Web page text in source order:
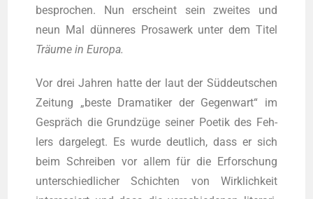
bespro­chen. Nun erscheint sein zwei­tes und
neun Mal dün­ne­res Pro­sa­werk unter dem Titel
Träu­me in Europa.
Vor drei Jah­ren hat­te der laut der Süd­deut­schen
Zei­tung „bes­te Dra­ma­ti­ker der Gegen­wart“ im
Gespräch die Grund­zü­ge sei­ner Poe­tik des Feh­
lers dar­ge­legt. Es wur­de deut­lich, dass er sich
beim Schrei­ben vor allem für die Erfor­schung
unter­schied­li­cher Schich­ten von Wirk­lich­keit